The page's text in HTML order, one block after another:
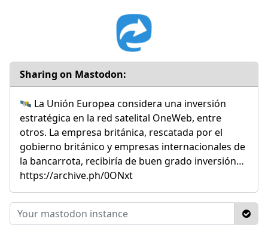
Sharing on Mastodon:
🛰️ La Unión Europea considera una inversión
estratégica en la red satelital OneWeb, entre
otros. La empresa británica, rescatada por el
gobierno británico y empresas internacionales de
la bancarrota, recibiría de buen grado inversión…
https://archive.ph/0ONxt